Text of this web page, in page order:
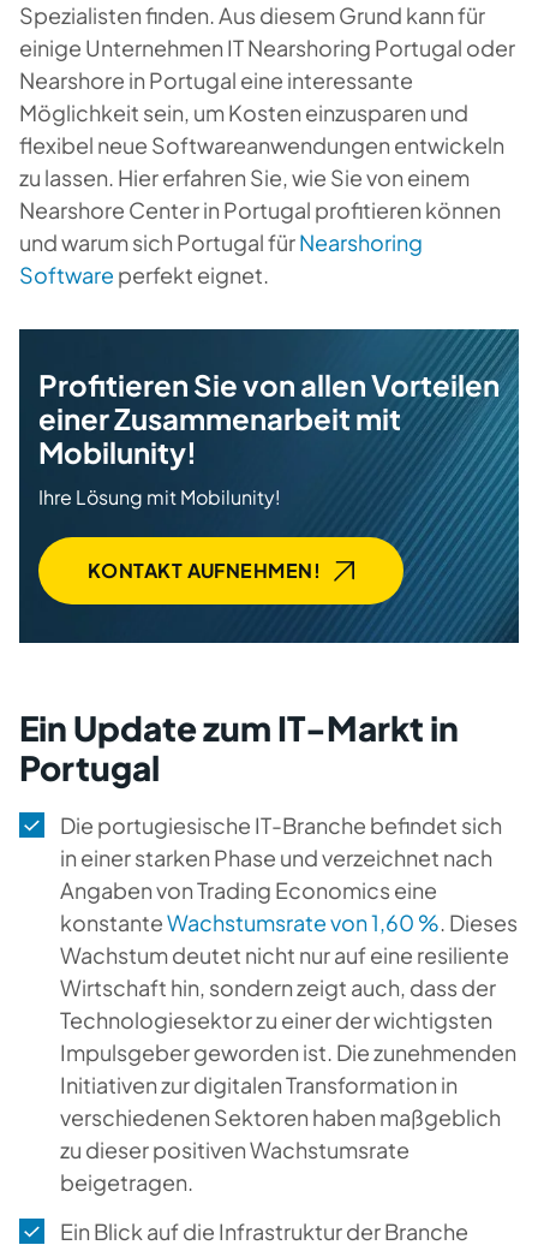
Spezialisten finden. Aus diesem Grund kann für
einige Unternehmen IT Nearshoring Portugal oder
Nearshore in Portugal eine interessante
Möglichkeit sein, um Kosten einzusparen und
flexibel neue Softwareanwendungen entwickeln
zu lassen. Hier erfahren Sie, wie Sie von einem
Nearshore Center in Portugal profitieren können
und warum sich Portugal fürNearshoring
Software perfekt eignet.
Profitieren Sie von allen Vorteilen
einer Zusammenarbeit mit
Mobilunity!
Ihre Lösung mit Mobilunity!
KONTAKT AUFNEHMEN!
Ein Update zum IT-Markt in
Portugal
Die portugiesische IT-Branche befindet sich
in einer starken Phase und verzeichnet nach
Angaben von Trading Economics eine
konstanteWachstumsrate von 1,60 %. Dieses
Wachstum deutet nicht nur auf eine resiliente
Wirtschaft hin, sondern zeigt auch, dass der
Technologiesektor zu einer der wichtigsten
Impulsgeber geworden ist. Die zunehmenden
Initiativen zur digitalen Transformation in
verschiedenen Sektoren haben maßgeblich
zu dieser positiven Wachstumsrate
beigetragen.
Ein Blick auf die Infrastruktur der Branche